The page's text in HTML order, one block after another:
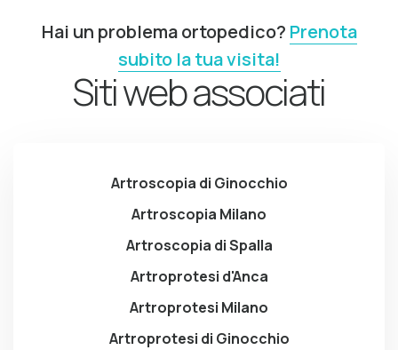
Hai un problema ortopedico? Prenota
subito la tua visita!
Siti web associati
Artroscopia di Ginocchio
Artroscopia Milano
Artroscopia di Spalla
Artroprotesi d'Anca
Artroprotesi Milano
Artroprotesi di Ginocchio